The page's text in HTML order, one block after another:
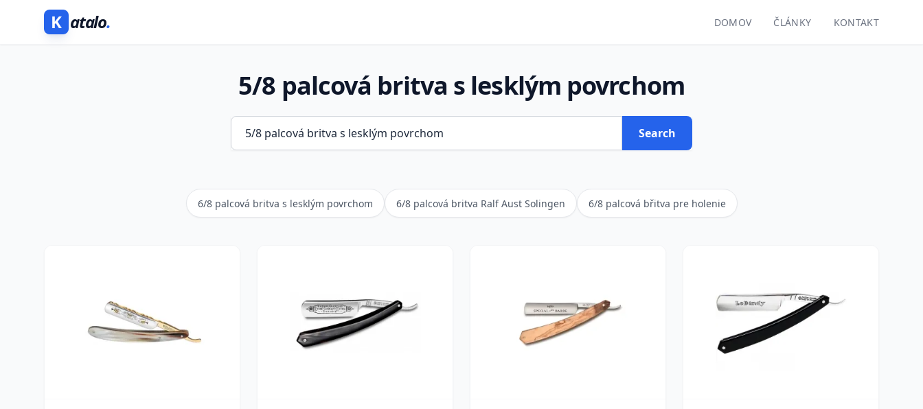
K atalo. DOMOV ČLÁNKY KONTAKT
5/8 palcová britva s lesklým povrchom
Search
6/8 palcová britva s lesklým povrchom 6/8 palcová britva Ralf Aust Solingen 6/8 palcová břitva pre holenie